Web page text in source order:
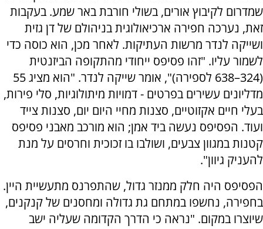
שמדרום לקיבוץ אורים, בשולי חורבת באר שמע. בעקבות
זאת, נערכה חפירה ארכיאולוגית בניהולם של דן גזית
ושייקה לנדר מרשות העתיקות. לאחר מכן, הוא כוסה כדי
לשמור עליו. "זהו פסיפס ייחודי מהתקופה הביזנטית
(324–638 לספירה)", אומר שייקה לנדר. "הוא מציג 55
מדליונים עשירים בפרטים - דמויות מיתולוגיות, סלי פירות,
בעלי חיים אקזוטיים, סצנות מחיי היום יום, סצנות צייד
ועוד. הפסיפס נעשה ביד אמן; הוא מורכב מאבני פסיפס
קטנות במגוון צבעים, ושולבו בו זכוכית וחרסים על מנת
להעניק גיוון".
הפסיפס היה חלק ממנזר גדול, שהתפרנס מתעשיית היין.
בחפירה, נחשפו במתחם גת גדולה ומחסנים של קנקנים,
שיוצרו במקום. "נראה כי הדרך הקדומה שעליה ישב